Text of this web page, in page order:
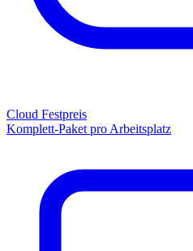
Cloud Festpreis
Komplett-Paket pro Arbeitsplatz